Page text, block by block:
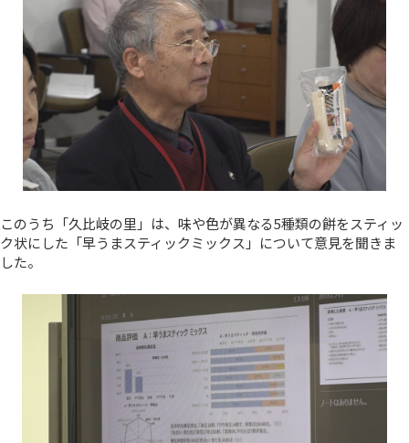
このうち「久比岐の里」は、味や色が異なる5種類の餅をスティッ
ク状にした「早うまスティックミックス」について意見を聞きま
した。